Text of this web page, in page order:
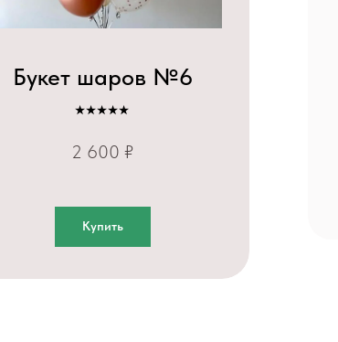
Букет шаров №6
⭑⭑⭑⭑⭑
2 600 ₽
Купить